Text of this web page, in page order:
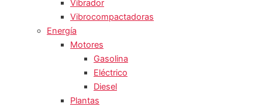
Vibrador
Vibrocompactadoras
Energía
Motores
Gasolina
Eléctrico
Diesel
Plantas